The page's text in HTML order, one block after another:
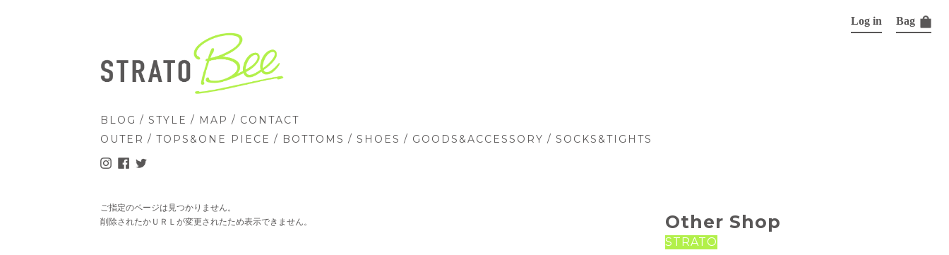
BLOG / STYLE / MAP / CONTACT
OUTER / TOPS&ONE PIECE / BOTTOMS / SHOES / GOODS&ACCESSORY / SOCKS&TIGHTS
Log in Bag
ご指定のページは見つかりません。
削除されたかＵＲＬが変更されたため表示できません。
Other Shop
STRATO